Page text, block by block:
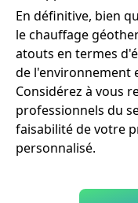
En définitive, bien
le chauffage
atouts en termes
de l'environnement
Considérez à vous
professionnels du
faisabilité de votre
personnalisé.